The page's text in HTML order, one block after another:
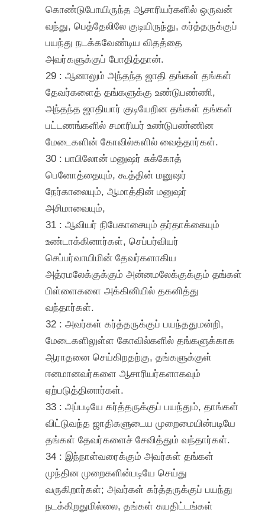
கொண்டுபோயிருந்த ஆசாரியர்களில் ஒருவன்
வந்து, பெத்தேலிலே குடியிருந்து, கர்த்தருக்குப்
பயந்து நடக்கவேண்டிய விதத்தை
அவர்களுக்குப் போதித்தான்.
29 : ஆனாலும் அந்தந்த ஜாதி தங்கள் தங்கள்
தேவர்களைத் தங்களுக்கு உண்டுபண்ணி,
அந்தந்த ஜாதியார் குடியேறின தங்கள் தங்கள்
பட்டணங்களில் சமாரியர் உண்டுபண்ணின
மேடைகளின் கோவில்களில் வைத்தார்கள்.
30 : பாபிலோன் மனுஷர் சுக்கோத்
பெனோத்தையும், கூத்தின் மனுஷர்
நேர்காலையும், ஆமாத்தின் மனுஷர்
அசிமாவையும்,
31 : ஆவியர் நிபேகாசையும் தர்தாக்கையும்
உண்டாக்கினார்கள், செப்பர்வியர்
செப்பர்வாயிமின் தேவர்களாகிய
அத்ரமலேக்குக்கும் அன்னமலேக்குக்கும் தங்கள்
பிள்ளைகளை அக்கினியில் தகனித்து
வந்தார்கள்.
32 : அவர்கள் கர்த்தருக்குப் பயந்ததுமன்றி,
மேடைகளிலுள்ள கோவில்களில் தங்களுக்காக
ஆராதனை செய்கிறதற்கு, தங்களுக்குள்
ஈனமானவர்களை ஆசாரியர்களாகவும்
ஏற்படுத்தினார்கள்.
33 : அப்படியே கர்த்தருக்குப் பயந்தும், தாங்கள்
விட்டுவந்த ஜாதிகளுடைய முறைமையின்படியே
தங்கள் தேவர்களைச் சேவித்தும் வந்தார்கள்.
34 : இந்நாள்வரைக்கும் அவர்கள் தங்கள்
முந்தின முறைகளின்படியே செய்து
வருகிறார்கள்; அவர்கள் கர்த்தருக்குப் பயந்து
நடக்கிறதுமில்லை, தங்கள் சுயதிட்டங்கள்